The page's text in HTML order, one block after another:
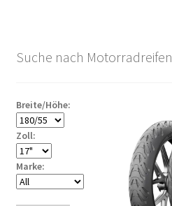
Suche nach Motorradreifen
Breite/Höhe:
Zoll:
Marke: